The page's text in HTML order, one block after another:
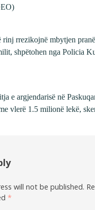
rinj rrezikojnë mbytjen
shpëtohen nga Policia
e argjendarisë në
vlerë 1.5 milionë lekë,
will not be published.
*